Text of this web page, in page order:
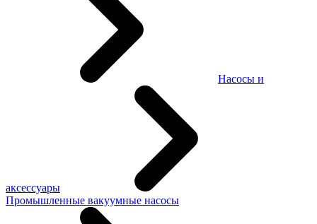
Насосы и
аксессуары
Промышленные вакуумные насосы